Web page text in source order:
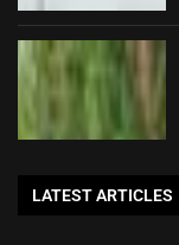
LATEST ARTICLES